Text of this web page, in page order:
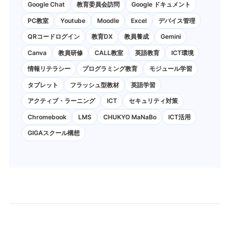
Google Chat 教育委員会訪問 Google ドキュメント
PC教室 Youtube Moodle Excel デバイス管理
QRコードログイン 教育DX 教員養成 Gemini
Canva 教員研修 CALL教室 英語教育 ICT環境
情報リテラシー プログラミング教育 モジュール学習
タブレット フラッシュ型教材 英語学習
アクティブ・ラーニング ICT セキュリティ対策
Chromebook LMS CHUKYO MaNaBo ICT活用
GIGAスクール構想